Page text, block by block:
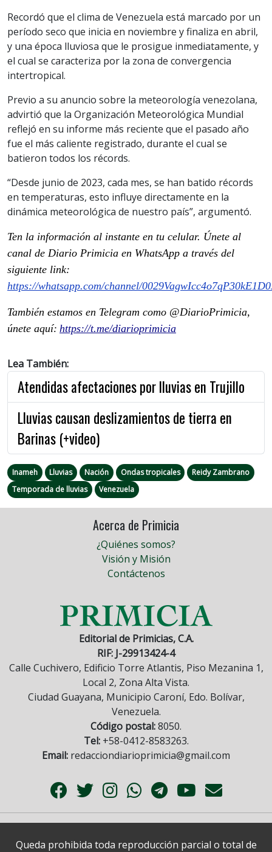
Recordó que el clima de Venezuela está marcado por un
período seco que inicia en noviembre y finaliza en abril,
y una época lluviosa que le prosigue inmediatamente, y
el cual se caracteriza por la zona de convergencia
intertropical.
Previo a su anuncio sobre la meteorología venezolana,
advirtió que la Organización Meteorológica Mundial
reflejó en su informe más reciente que el pasado año
fue el más caliente registrado, durante el cual se
batieron todos los récords.
“Desde junio de 2023, cada mes, se han batido récords
en temperaturas, esto influye directamente en la
dinámica meteorológica de nuestro país”, argumentó.
Ten la información al instante en tu celular. Únete al
canal de Diario Primicia en WhatsApp a través del
siguiente link:
https://whatsapp.com/channel/
También estamos en Telegram como @DiarioPrimicia,
únete aquí: https://t.me/diarioprimicia
Lea También:
Atendidas afectaciones por lluvias en Trujillo
Lluvias causan deslizamientos de tierra en
Barinas (+video)
Inameh Lluvias Nación Ondas tropicales
Reidy Zambrano
Temporada de lluvias
Venezuela
Acerca de Primicia
¿Quiénes somos?
Visión y Misión
Contáctenos
Editorial de Primicias, C.A.
RIF: J-29913424-4
Calle Cuchivero, Edificio Torre Atlantis, Piso Mezanina 1,
Local 2, Zona Alta Vista.
Ciudad Guayana, Municipio Caroní, Edo. Bolívar,
Venezuela.
Código postal:8050.
Tel:+58-0412-8583263.
Email: redacciondiarioprimicia@gmail.com
Queda prohibida toda reproducción parcial o total de